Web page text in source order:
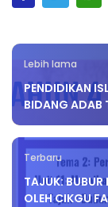
Lebih lama
PENDIDIKAN
BIDANG ADAB
Terbaru
TAJUK: BUBUR
OLEH CIKGU